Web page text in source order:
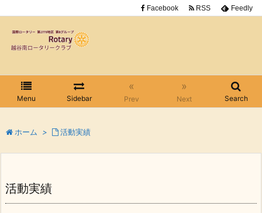
Menu Sidebar
«
Prev
»
Next Search
Facebook RSS Feedly
ホーム > 活動実績
活動実績